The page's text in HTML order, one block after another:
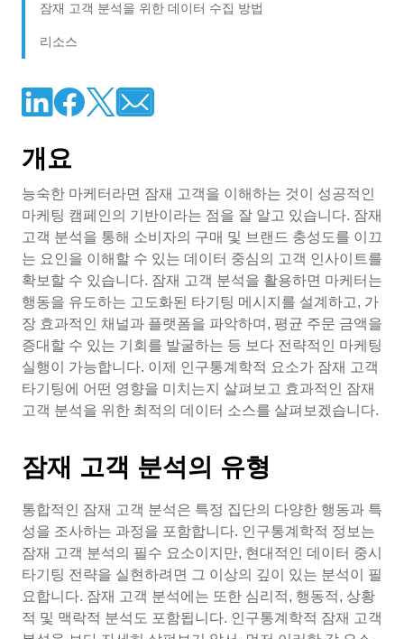
잠재 고객 분석을 위한 데이터 수집 방법
리소스
개요
능숙한 마케터라면 잠재 고객을 이해하는 것이 성공적인
마케팅 캠페인의 기반이라는 점을 잘 알고 있습니다. 잠재
고객 분석을 통해 소비자의 구매 및 브랜드 충성도를 이끄
는 요인을 이해할 수 있는 데이터 중심의 고객 인사이트를
확보할 수 있습니다. 잠재 고객 분석을 활용하면 마케터는
행동을 유도하는 고도화된 타기팅 메시지를 설계하고, 가
장 효과적인 채널과 플랫폼을 파악하며, 평균 주문 금액을
증대할 수 있는 기회를 발굴하는 등 보다 전략적인 마케팅
실행이 가능합니다. 이제 인구통계학적 요소가 잠재 고객
타기팅에 어떤 영향을 미치는지 살펴보고 효과적인 잠재
고객 분석을 위한 최적의 데이터 소스를 살펴보겠습니다.
잠재 고객 분석의 유형
통합적인 잠재 고객 분석은 특정 집단의 다양한 행동과 특
성을 조사하는 과정을 포함합니다. 인구통계학적 정보는
잠재 고객 분석의 필수 요소이지만, 현대적인 데이터 중시
타기팅 전략을 실현하려면 그 이상의 깊이 있는 분석이 필
요합니다. 잠재 고객 분석에는 또한 심리적, 행동적, 상황
적 및 맥락적 분석도 포함됩니다. 인구통계학적 잠재 고객